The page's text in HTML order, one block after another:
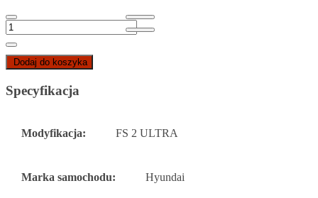
Dodaj do koszyka
Specyfikacja
Modyfikacja: FS 2 ULTRA
Marka samochodu: Hyundai